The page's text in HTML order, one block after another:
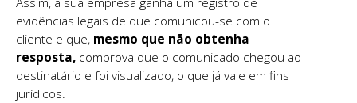
evidências legais de que comunicou-se com o
cliente e que, mesmo que não obtenha
resposta, comprova que o comunicado chegou ao
destinatário e foi visualizado, o que já vale em fins
jurídicos.